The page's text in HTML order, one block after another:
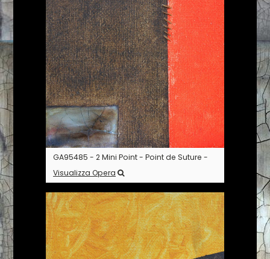
GA95485 - 2 Mini Point - Point de Suture -
Visualizza Opera